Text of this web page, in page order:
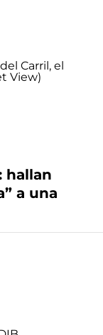
hallan
a una